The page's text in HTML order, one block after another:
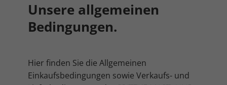
Unsere allgemeinen
Bedingungen.
Hier finden Sie die Allgemeinen
Einkaufsbedingungen sowie Verkaufs- und
Alle akzeptieren Speichern
Zurück
Essenzielle Cookies ermöglichen grundlegende Funktionen und sind für
die einwandfreie Funktion der Website erforderlich.